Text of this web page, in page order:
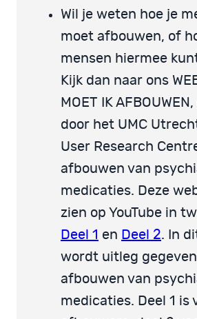
Wil je weten hoe je
moet afbouwen, of
mensen hiermee
Kijk dan naar ons
MOET IK
door het UMC
User Research
afbouwen van
medicaties. Deze
zien op YouTube in
Deel 1 en Deel 2. In
wordt uitleg
afbouwen van
medicaties. Deel 1 is